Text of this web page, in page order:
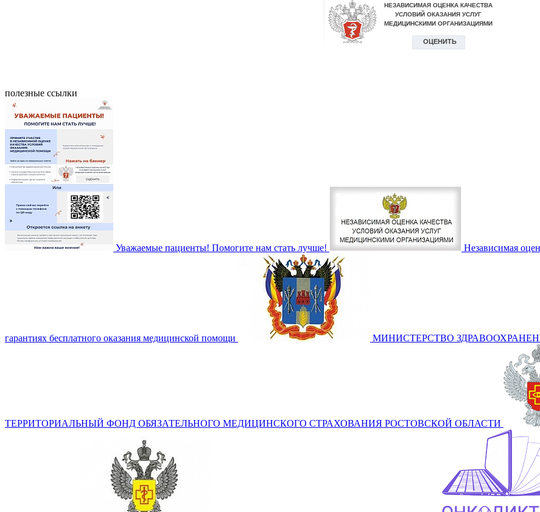
полезные ссылки
Уважаемые пациенты! Помогите нам стать лучше! Независимая
гарантиях бесплатного оказания медицинской помощи МИНИСТЕРСТВО
ТЕРРИТОРИАЛЬНЫЙ ФОНД ОБЯЗАТЕЛЬНОГО МЕДИЦИНСКОГО СТРАХОВАНИЯ РОСТОВСКОЙ ОБЛАСТИ